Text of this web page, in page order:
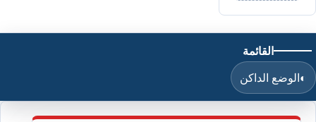
القائمة
◐الوضع الداكن